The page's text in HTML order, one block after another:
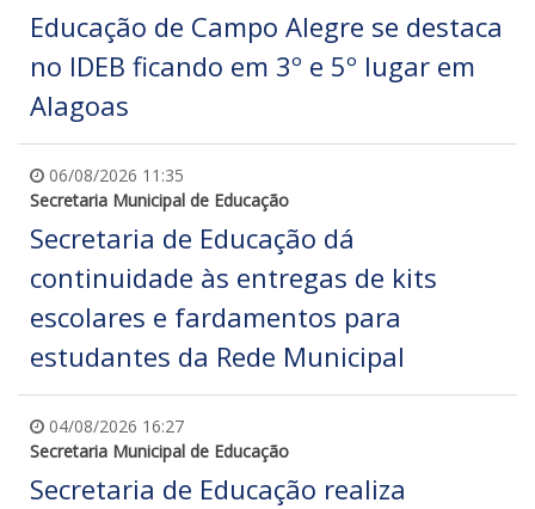
Educação de Campo Alegre se destaca
no IDEB ficando em 3º e 5º lugar em
Alagoas
06/08/2026 11:35
Secretaria Municipal de Educação
Secretaria de Educação dá
continuidade às entregas de kits
escolares e fardamentos para
estudantes da Rede Municipal
04/08/2026 16:27
Secretaria Municipal de Educação
Secretaria de Educação realiza